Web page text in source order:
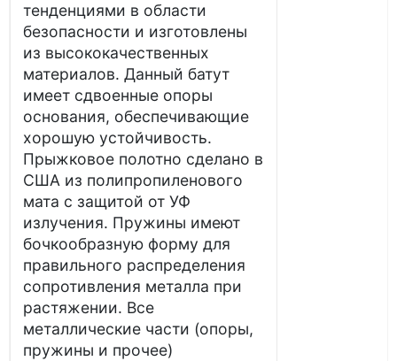
тенденциями в области
безопасности и изготовлены
из высококачественных
материалов. Данный батут
имеет сдвоенные опоры
основания, обеспечивающие
хорошую устойчивость.
Прыжковое полотно сделано в
США из полипропиленового
мата с защитой от УФ
излучения. Пружины имеют
бочкообразную форму для
правильного распределения
сопротивления металла при
растяжении. Все
металлические части (опоры,
пружины и прочее)